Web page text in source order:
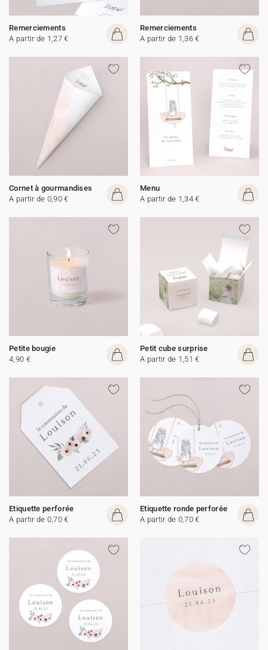
Remerciements
A partir de 1,27 €
Remerciements
A partir de 1,36 €
Cornet à gourmandises
A partir de 0,90 €
Menu
A partir de 1,34 €
Petite bougie
4,90 €
Petit cube surprise
A partir de 1,51 €
Etiquette perforée
A partir de 0,70 €
Etiquette ronde perforée
A partir de 0,70 €